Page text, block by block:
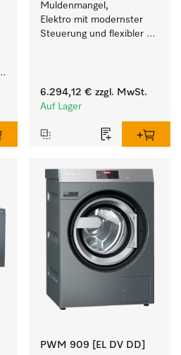
Muldenmangel,
Elektro mit modernster
Steuerung und flexibler
6.294,12 € zzgl. MwSt.
Auf Lager
PWM 909 [EL DV DD]